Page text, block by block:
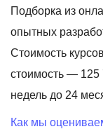
Подборка из
опытных
Стоимость
стоимость — 125
недель до 24
Как мы
Разработка
Маркетинг
Аналитика